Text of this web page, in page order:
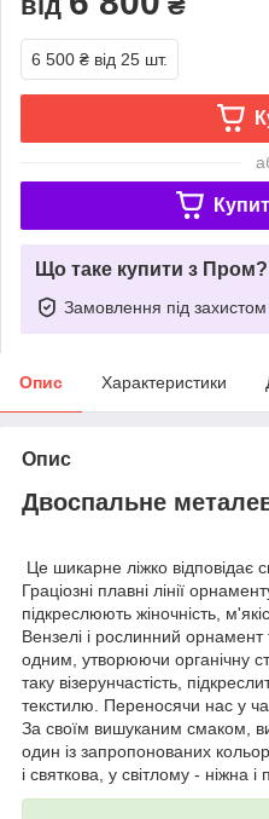
6 500 ₴ від 25 шт.
Що таке купити з Пром?
Замовлення під захистом
Опис Характеристики
Опис
Двоспальне
Це шикарне ліжко відповідає
Граціозні плавні лінії
підкреслюють жіночність,
Вензелі і рослинний орнамент
одним, утворюючи органічну
таку візерунчастість,
текстилю. Переносячи нас у
За своїм вишуканим смаком,
один із запропонованих
і святкова, у світлому - ніжна і